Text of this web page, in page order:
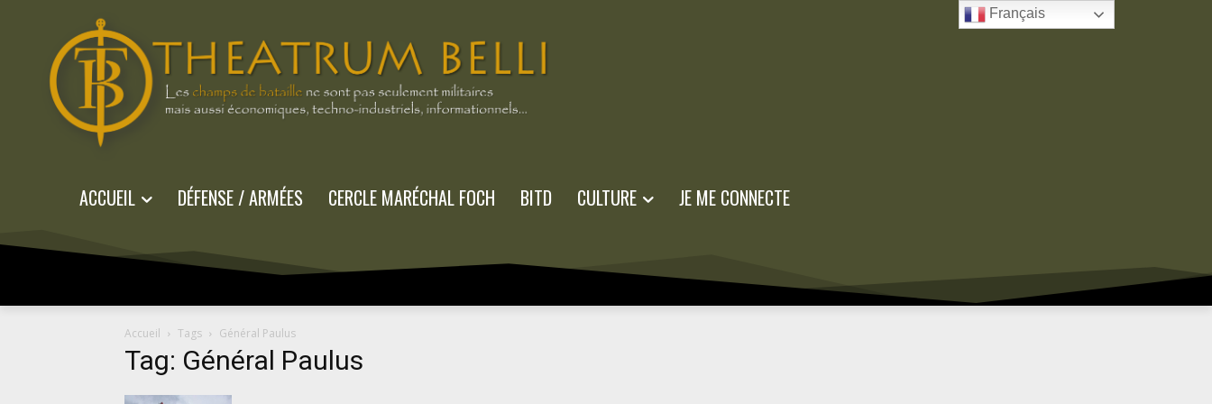
ACCUEIL DÉFENSE / ARMÉES CERCLE MARÉCHAL FOCH BITD CULTURE JE ME CONNECTE
Accueil Tags Général Paulus
Tag: Général Paulus
Français